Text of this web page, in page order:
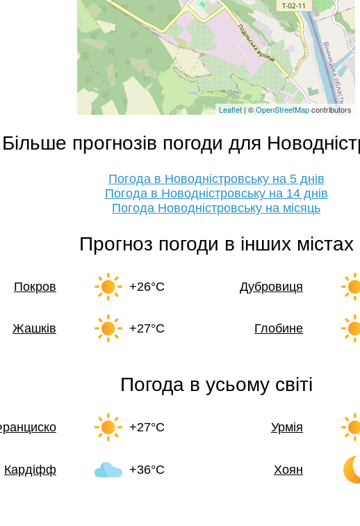
Leaflet | ©OpenStreetMapcontributors
Більше прогнозів погоди для
Погода в Новодністровську на 5 днів
Погода в Новодністровську на 14 днів
Погода Новодністровську на місяць
Прогноз погоди в інших містах
Покров +26°C Дубровиця
Жашків +27°C Глобине
Погода в усьому світі
+27°C Урмія
Кардіфф +36°C Хоян